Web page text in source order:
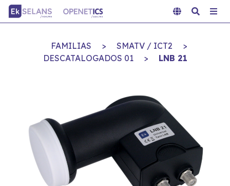
FAMILIAS > SMATV / ICT2
>
DESCATALOGADOS 01
> LNB 21